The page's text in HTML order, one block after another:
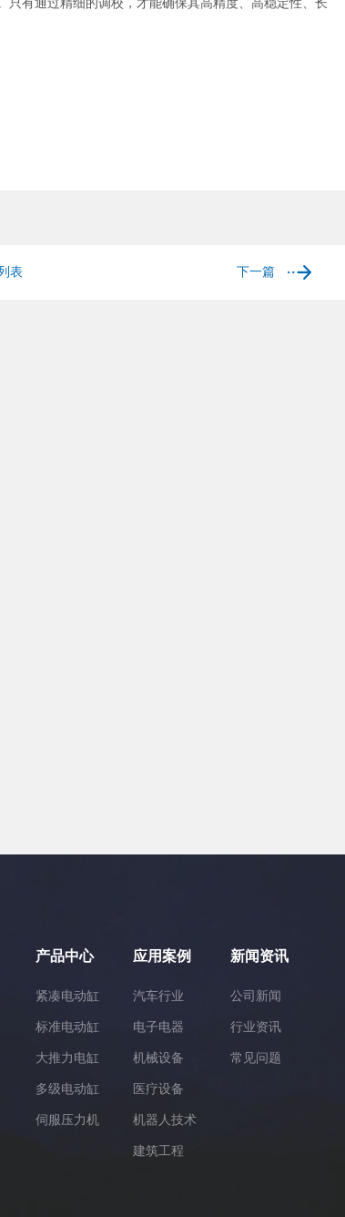
有通过精细的调校，才能确保其高精度、高稳定性、长
表 下一篇
产品中心
紧凑电动缸
标准电动缸
大推力电缸
多级电动缸
伺服压力机
应用案例
汽车行业
电子电器
机械设备
医疗设备
机器人技术
建筑工程
新闻资讯
公司新闻
行业资讯
常见问题